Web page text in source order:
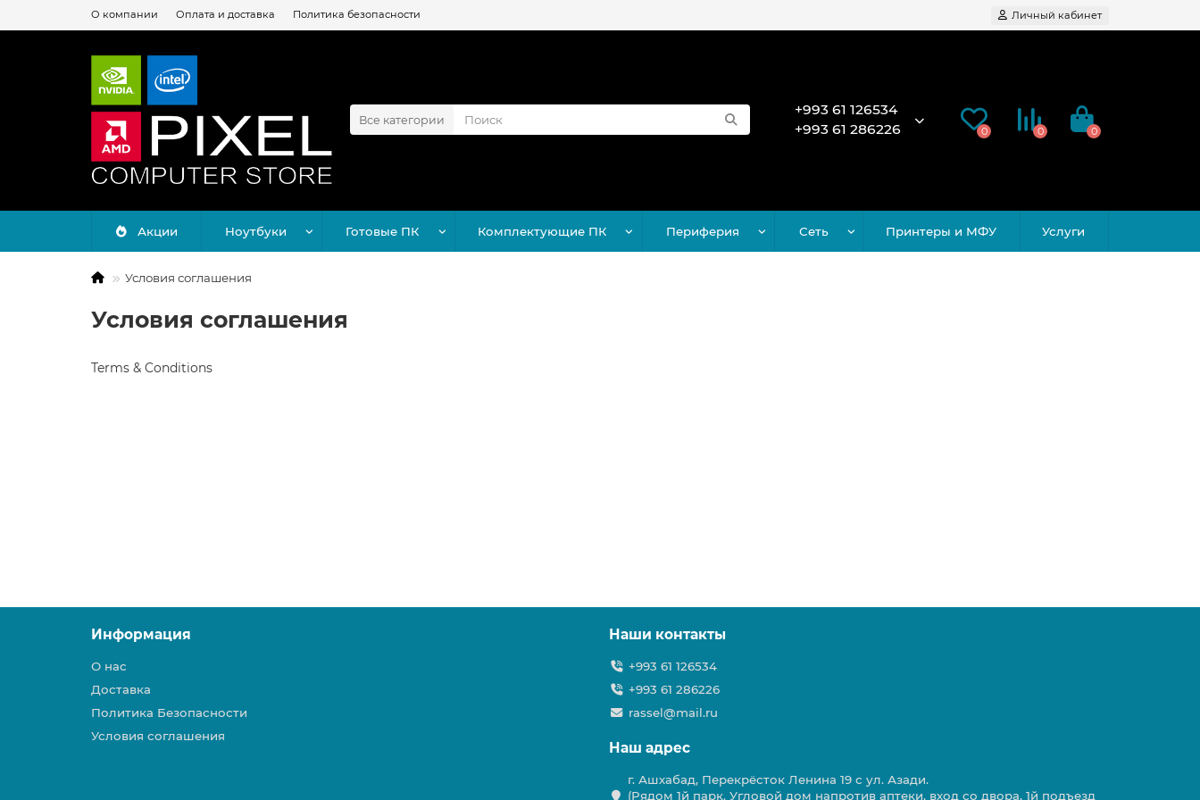
О компании Оплата и доставка Политика безопасности Личный кабинет
Все категории
+993 61 126534
+993 61 286226
0 0 0
Акции Ноутбуки Готовые ПК Комплектующие ПК Периферия Сеть Принтеры и МФУ Услуги
Условия соглашения
Условия соглашения
Terms & Conditions
Информация
О нас
Доставка
Политика Безопасности
Условия соглашения
Наши контакты
+993 61 126534
+993 61 286226
rassel@mail.ru
Наш адрес
г. Ашхабад, Перекрёсток Ленина 19 с ул. Азади.
(Рядом 1й парк. Угловой дом напротив аптеки, вход со двора, 1й подъезд